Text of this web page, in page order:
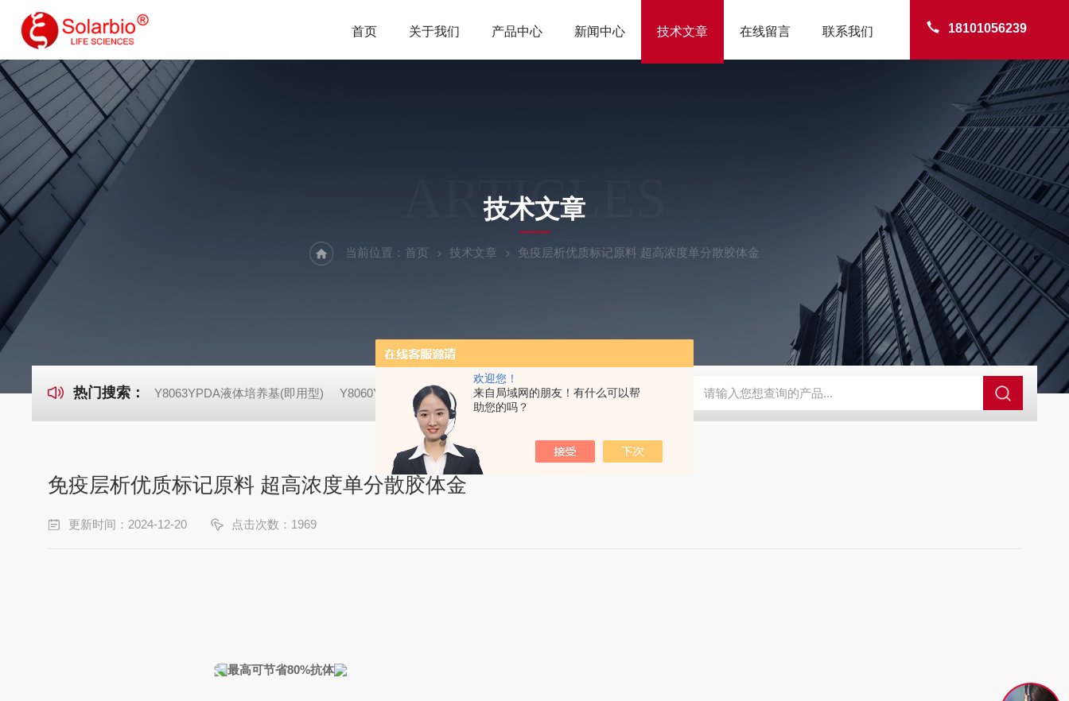
欢迎您！
来自局域网的朋友！有什么可以帮
助您的吗？
18101056239
首页 关于我们 产品中心 新闻中心 技术文章 在线留言 联系我们
ARTICLES
技术文章
当前位置： 首页 技术文章 免疫层析优质标记原料 超高浓度单分散胶体金
热门搜索： Y8063YPDA液体培养基(即用型) Y8060YPDA培养基 G1340Masson三色染色试剂盒 X8200二甲酚橙 63721-83-5 SALK0012SolarFluor680抗体标记试剂盒 G1064
免疫层析优质标记原料 超高浓度单分散胶体金
更新时间：2024-12-20 点击次数：1969
最高可节省80%抗体